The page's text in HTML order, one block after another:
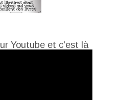
Youtube et c'est là